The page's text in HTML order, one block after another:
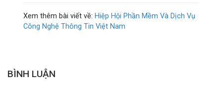
Xem thêm bài viết về: Hiệp Hội Phần Mềm Và Dịch Vụ
Công Nghệ Thông Tin Việt Nam
BÌNH LUẬN